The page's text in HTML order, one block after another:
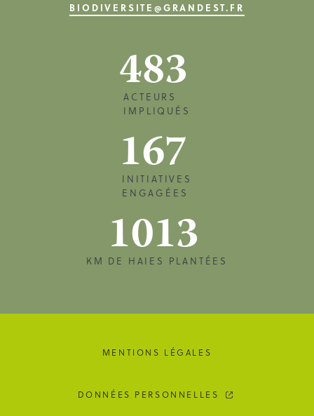
BIODIVERSITE@GRANDEST.FR
483
ACTEURS
IMPLIQUÉS
167
INITIATIVES
ENGAGÉES
1013
KM DE HAIES PLANTÉES
MENTIONS LÉGALES
DONNÉES PERSONNELLES